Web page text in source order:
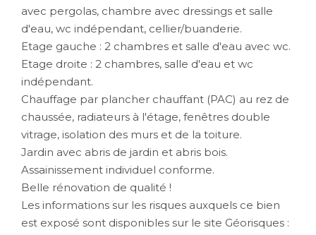
avec pergolas, chambre avec dressings et salle
d'eau, wc indépendant, cellier/buanderie.
Etage gauche : 2 chambres et salle d'eau avec wc.
Etage droite : 2 chambres, salle d'eau et wc
indépendant.
Chauffage par plancher chauffant (PAC) au rez de
chaussée, radiateurs à l'étage, fenêtres double
vitrage, isolation des murs et de la toiture.
Jardin avec abris de jardin et abris bois.
Assainissement individuel conforme.
Belle rénovation de qualité !
Les informations sur les risques auxquels ce bien
est exposé sont disponibles sur le site Géorisques :